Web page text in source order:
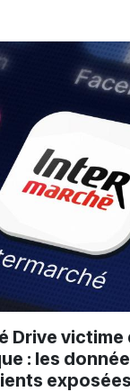
Drive victime
: les